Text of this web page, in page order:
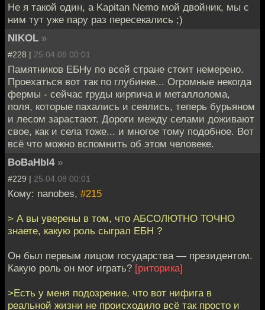
Не я такой один, а Kapitan Nemo мой двойник, мы с
ним тут уже пару раз пересекались ;)
NIKOL »
#228 | 25.04.08 00:01
Памятников ЕБНу по всей стране стоит немерено.
Проехаться вот так по глубинке... Огромные некогда
фермы - сейчас груды кирпича и металлолома,
поля, которые пахались и сеялись, теперь бурьяном
и лесом зарастают. Дороги между селами доживают
свое, как и села тоже... и многое тому подобное. Вот
всё что можно вспомнить об этом человеке.
BoBaHbl4 »
#229 | 25.04.08 00:01
Кому: nanobes, #215
> А вы уверены в том, что АБСОЛЮТНО ТОЧНО
знаете, какую роль сыграл ЕБН ?
Он был первым лицом государства — президентом.
Какую роль он мог играть? [риторика]
>Есть у меня подозрение, что вот нифига в
реальной жизни не происходило всё так просто и